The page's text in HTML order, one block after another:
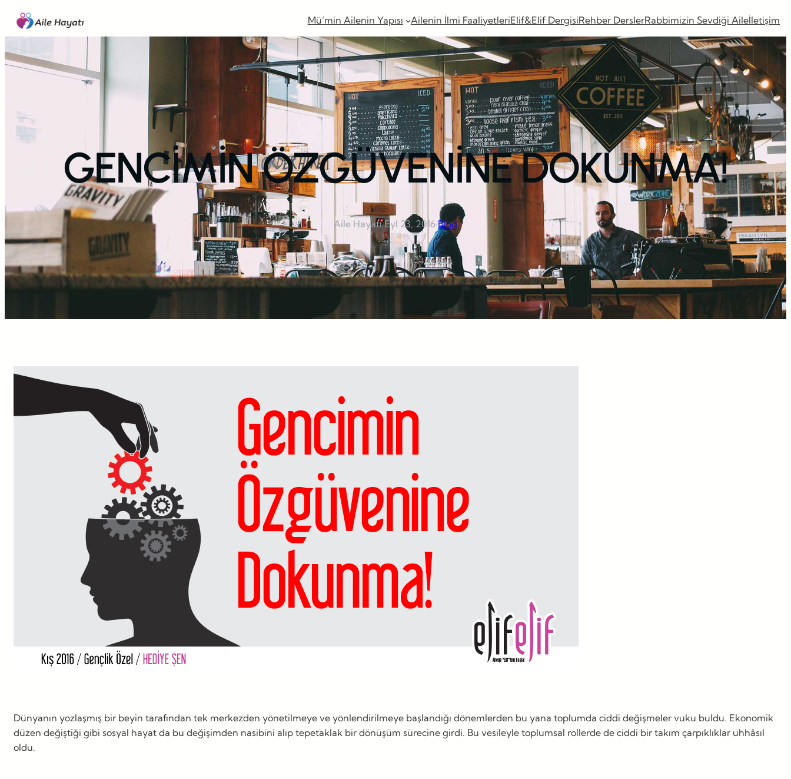
İçeriğe
geç
Mü’min Ailenin Yapısı Ailenin İlmi FaaliyetleriElif&Elif DergisiRehber DerslerRabbimizin Sevdiği Aileİletişim
GENCİMİN ÖZGÜVENİNE DOKUNMA!
Aile Hayatı·Eyl 23, 2016·Blog
Dünyanın yozlaşmış bir beyin tarafından tek merkezden yönetilmeye ve yönlendirilmeye başlandığı dönemlerden bu yana toplumda ciddi değişmeler vuku buldu. Ekonomik
düzen değiştiği gibi sosyal hayat da bu değişimden nasibini alıp tepetaklak bir dönüşüm sürecine girdi. Bu vesileyle toplumsal rollerde de ciddi bir takım çarpıklıklar uhhâsıl
oldu.